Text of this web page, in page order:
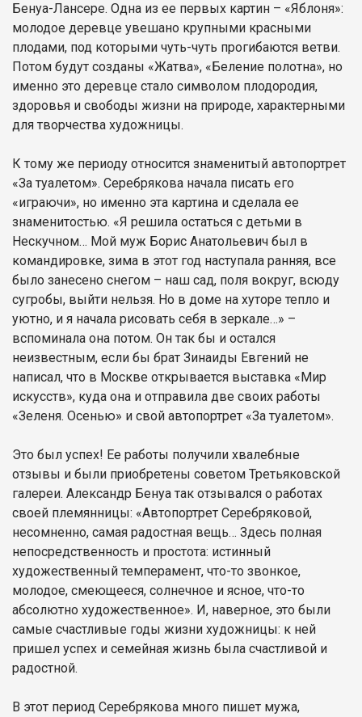
Бенуа-Лансере. Одна из ее первых картин – «Яблоня»:
молодое деревце увешано крупными красными
плодами, под которыми чуть-чуть прогибаются ветви.
Потом будут созданы «Жатва», «Беление полотна», но
именно это деревце стало символом плодородия,
здоровья и свободы жизни на природе, характерными
для творчества художницы.
К тому же периоду относится знаменитый автопортрет
«За туалетом». Серебрякова начала писать его
«играючи», но именно эта картина и сделала ее
знаменитостью. «Я решила остаться с детьми в
Нескучном… Мой муж Борис Анатольевич был в
командировке, зима в этот год наступала ранняя, все
было занесено снегом – наш сад, поля вокруг, всюду
сугробы, выйти нельзя. Но в доме на хуторе тепло и
уютно, и я начала рисовать себя в зеркале…» –
вспоминала она потом. Он так бы и остался
неизвестным, если бы брат Зинаиды Евгений не
написал, что в Москве открывается выставка «Мир
искусств», куда она и отправила две своих работы
«Зеленя. Осенью» и свой автопортрет «За туалетом».
Это был успех! Ее работы получили хвалебные
отзывы и были приобретены советом Третьяковской
галереи. Александр Бенуа так отзывался о работах
своей племянницы: «Автопортрет Серебряковой,
несомненно, самая радостная вещь… Здесь полная
непосредственность и простота: истинный
художественный темперамент, что-то звонкое,
молодое, смеющееся, солнечное и ясное, что-то
абсолютно художественное». И, наверное, это были
самые счастливые годы жизни художницы: к ней
пришел успех и семейная жизнь была счастливой и
радостной.
В этот период Серебрякова много пишет мужа,